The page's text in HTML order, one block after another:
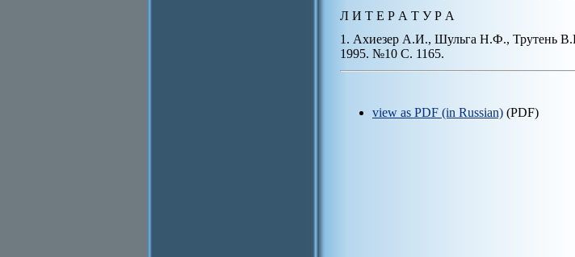
Л И Т Е Р А Т У Р А
1. Ахиезер А.И., Шульга Н.Ф., Трутень
1995. №10 С. 1165.
view as PDF (in Russian) (PDF)